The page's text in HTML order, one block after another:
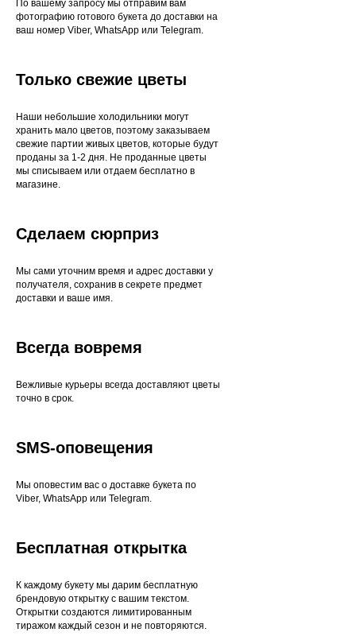
По вашему запросу мы отправим вам
фотографию готового букета до доставки на
ваш номер Viber, WhatsApp или Telegram.
Только свежие цветы
Наши небольшие холодильники могут
хранить мало цветов, поэтому заказываем
свежие партии живых цветов, которые будут
проданы за 1-2 дня. Не проданные цветы
мы списываем или отдаем бесплатно в
магазине.
Сделаем сюрприз
Мы сами уточним время и адрес доставки у
получателя, сохранив в секрете предмет
доставки и ваше имя.
Всегда вовремя
Вежливые курьеры всегда доставляют цветы
точно в срок.
SMS-оповещения
Мы оповестим вас о доставке букета по
Viber, WhatsApp или Telegram.
Бесплатная открытка
К каждому букету мы дарим бесплатную
брендовую открытку с вашим текстом.
Открытки создаются лимитированным
тиражом каждый сезон и не повторяются.